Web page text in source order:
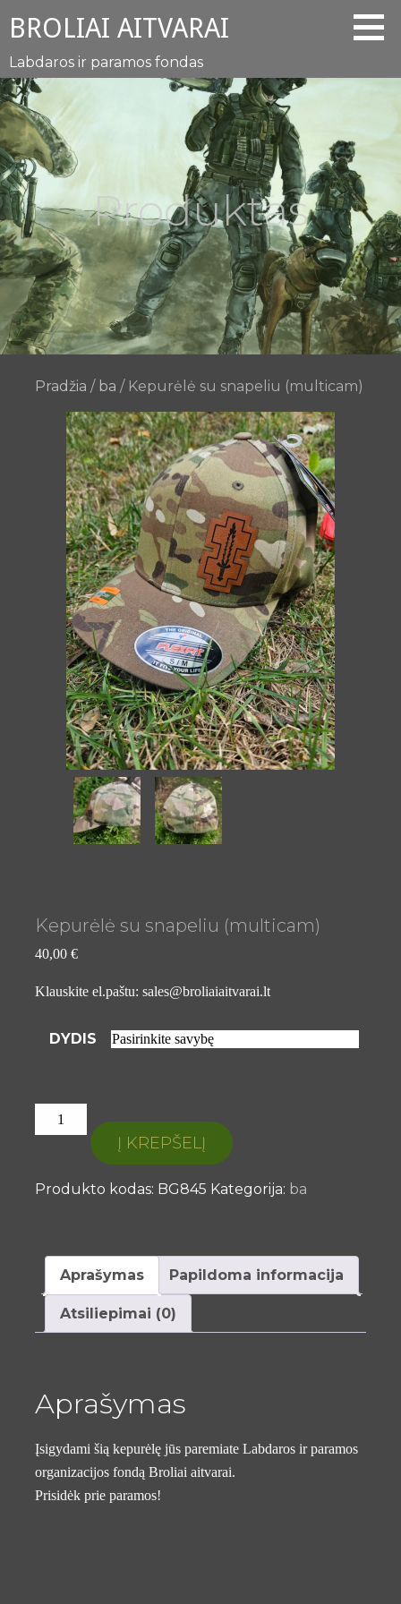
prie
turinio
BROLIAI AITVARAI
Labdaros ir paramos fondas
Produktas
Pradžia / ba / Kepurėlė su snapeliu (multicam)
Kepurėlė su snapeliu (multicam)
40,00 €
Klauskite el.paštu: sales@broliaiaitvarai.lt
DYDIS
PRODUKTO
KIEKIS:
KEPURĖLĖ
SNAPELIU
Į KREPŠELĮ
Produkto kodas: BG845 Kategorija: ba
Aprašymas Papildoma informacija
Atsiliepimai (0)
Aprašymas
Įsigydami šią kepurėlę jūs paremiate Labdaros ir paramos
organizacijos fondą Broliai aitvarai.
Prisidėk prie paramos!